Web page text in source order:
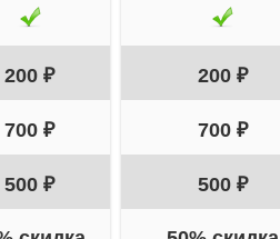
200 ₽
700 ₽
500 ₽
200 ₽
700 ₽
500 ₽